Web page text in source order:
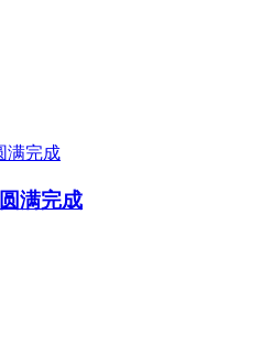
满完成